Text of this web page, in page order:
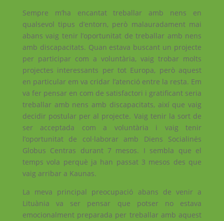
Sempre m’ha encantat treballar amb nens en
qualsevol tipus d’entorn, però malauradament mai
abans vaig tenir l’oportunitat de treballar amb nens
amb discapacitats. Quan estava buscant un projecte
per participar com a voluntària, vaig trobar molts
projectes interessants per tot Europa, però aquest
en particular em va cridar l’atenció entre la resta. Em
va fer pensar en com de satisfactori i gratificant seria
treballar amb nens amb discapacitats, així que vaig
decidir postular per al projecte. Vaig tenir la sort de
ser acceptada com a voluntària i vaig tenir
l’oportunitat de col·laborar amb Diens Socialinės
Globus Centras durant 7 mesos. I sembla que el
temps vola perquè ja han passat 3 mesos des que
vaig arribar a Kaunas.
La meva principal preocupació abans de venir a
Lituània va ser pensar que potser no estava
emocionalment preparada per treballar amb aquest